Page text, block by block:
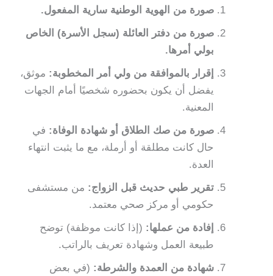
صورة من الهوية الوطنية سارية المفعول.
صورة من دفتر العائلة (سجل الأسرة) الخاص
بولي أمرها.
إقرار بالموافقة من ولي أمر المخطوبة: موثق،
يفضل أن يكون بحضوره شخصيًا أمام الجهات
المعنية.
صورة من صك الطلاق أو شهادة الوفاة: في
حال كانت مطلقة أو أرملة، مع ما يثبت انتهاء
العدة.
تقرير طبي حديث قبل الزواج: من مستشفى
حكومي أو مركز صحي معتمد.
إفادة من عملها: (إذا كانت موظفة) توضح
طبيعة العمل وشهادة تعريف بالراتب.
شهادة من العمدة والشرطة: (في بعض